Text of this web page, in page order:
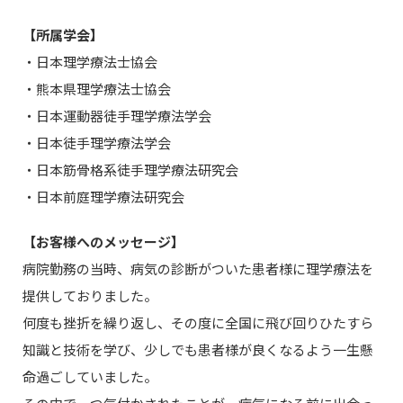
【所属学会】
・日本理学療法士協会
・熊本県理学療法士協会
・日本運動器徒手理学療法学会
・日本徒手理学療法学会
・日本筋骨格系徒手理学療法研究会
・日本前庭理学療法研究会
【お客様へのメッセージ】
病院勤務の当時、病気の診断がついた患者様に理学療法を
提供しておりました。
何度も挫折を繰り返し、その度に全国に飛び回りひたすら
知識と技術を学び、少しでも患者様が良くなるよう一生懸
命過ごしていました。